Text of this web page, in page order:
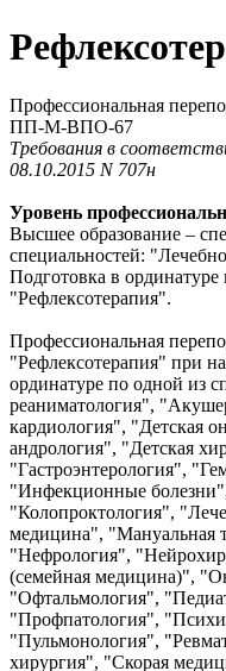
Профессиональная
ПП-М-ВПО-67
Требования в
08.10.2015 N 707н
Уровень
Высшее образование –
специальностей:
Подготовка в ординатуре
"Рефлексотерапия".
Профессиональная
"Рефлексотерапия" при
ординатуре по одной из
реаниматология",
кардиология", "Детская
андрология", "Детская
"Гастроэнтерология",
"Инфекционные
"Колопроктология",
медицина", "Мануальная
"Нефрология",
(семейная медицина)",
"Офтальмология",
"Профпатология",
"Пульмонология",
хирургия", "Скорая